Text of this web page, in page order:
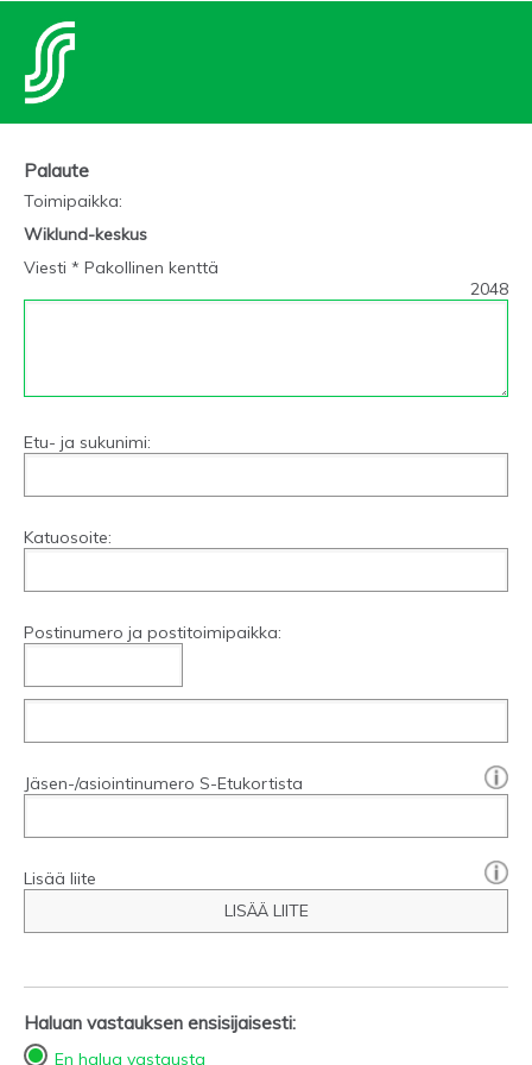
Palaute
Toimipaikka:
Wiklund-keskus
Viesti * Pakollinen kenttä
2048
Etu- ja sukunimi:
Katuosoite:
Postinumero ja postitoimipaikka:
Jäsen-/asiointinumero S-Etukortista
Lisää liite
LISÄÄ LIITE
Haluan vastauksen ensisijaisesti:
En halua vastausta